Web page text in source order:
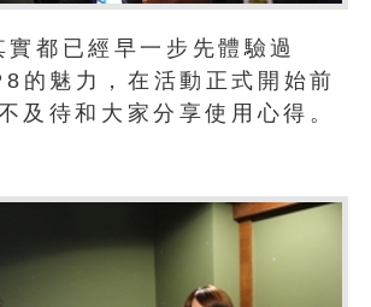
都已經早一步先體驗過
的魅力，在活動正式開始前
及待和大家分享使用心得。